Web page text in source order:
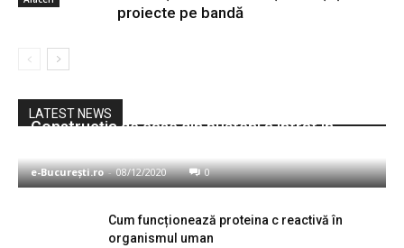
proiecte pe bandă
LATEST NEWS
Construcția de case din bușteni a intrat în
e-București.ro - 08/12/2020 0
Cum funcționează proteina c reactivă în
organismul uman